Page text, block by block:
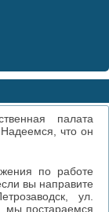
палата
что он
по работе
вы направите
ул.
мы постараемся